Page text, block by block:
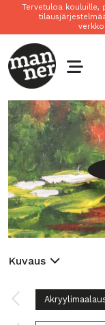
Tervetuloa kouluille,
Kuvaus